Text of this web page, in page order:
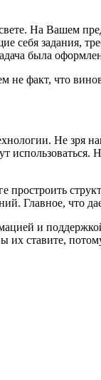
На Вашем
задания,
была
не факт, что
Не зря
Главное, что
и
ставите,